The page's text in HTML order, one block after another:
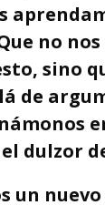
no
sino
de
dulzor
un